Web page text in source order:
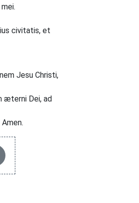
civitatis, et
Jesu Christi,
æterni Dei, ad